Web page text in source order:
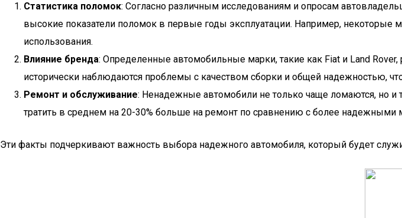
Статистика поломок: Согласно различным исследованиям и опросам
высокие показатели поломок в первые годы эксплуатации. Например, некоторые
использования.
Влияние бренда: Определенные автомобильные марки, такие как Fiat и Land
исторически наблюдаются проблемы с качеством сборки и общей надежностью,
Ремонт и обслуживание: Ненадежные автомобили не только чаще ломаются, но и
тратить в среднем на 20-30% больше на ремонт по сравнению с более
Эти факты подчеркивают важность выбора надежного автомобиля, который будет